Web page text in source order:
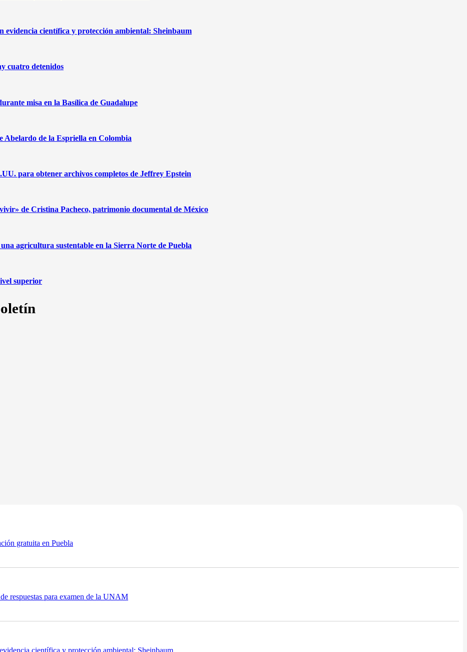
evidencia científica y protección ambiental: Sheinbaum
cuatro detenidos
misa en la Basílica de Guadalupe
Abelardo de la Espriella en Colombia
para obtener archivos completos de Jeffrey Epstein
de Cristina Pacheco, patrimonio documental de México
agricultura sustentable en la Sierra Norte de Puebla
superior
gratuita en Puebla
respuestas para examen de la UNAM